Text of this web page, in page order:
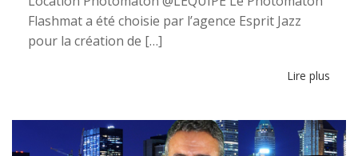
Flashmat a été choisie par l’agence Esprit Jazz
pour la création de […]
Lire plus